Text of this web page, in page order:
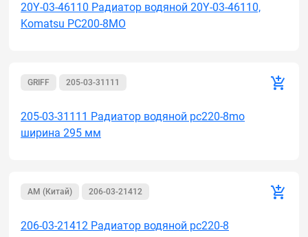
20Y-03-46110 Радиатор водяной 20Y-03-46110,
Komatsu PC200-8MO
GRIFF 205-03-31111
205-03-31111 Радиатор водяной рс220-8mo
ширина 295 мм
AM (Китай) 206-03-21412
206-03-21412 Радиатор водяной рс220-8